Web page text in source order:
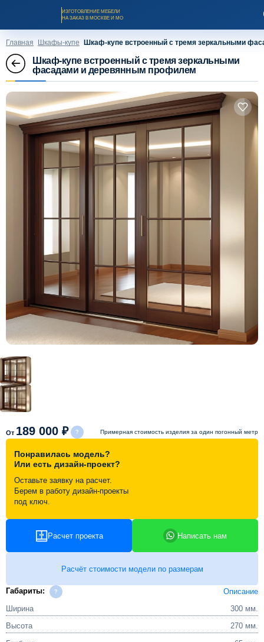
ИЗГОТОВЛЕНИЕ МЕБЕЛИ
НА ЗАКАЗ В МОСКВЕ И МО
Заказать звонок
Каталог мебели на заказ
Оплата и доставка
Рассрочка и кредит
Схема работы
Акции и скидки
Портфолио
Видеоотзывы
Контакты
Главная Шкафы-купе Шкаф-купе встроенный с тремя зеркальными
Шкаф-купе встроенный с тремя зеркальными
фасадами и деревянным профилем
От 189 000 ₽ Примерная стоимость изделия за один погонный метр
Понравилась модель?
Или есть дизайн-проект?
Оставьте заявку на расчет.
Берем в работу дизайн-проекты
под ключ.
Расчет проекта Написать нам
Расчёт стоимости модели по размерам
Габариты:
Описание
Ширина
300 мм.
Высота
270 мм.